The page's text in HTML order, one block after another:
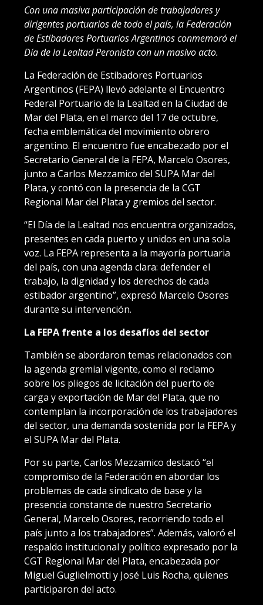
Con una masiva participación de trabajadores y
dirigentes portuarios de todo el país, la Federación
de Estibadores Portuarios Argentinos conmemoró el
Día de la Lealtad Peronista con un masivo acto.
La Federación de Estibadores Portuarios
Argentinos (FEPA) llevó adelante el Encuentro
Federal Portuario de la Lealtad en la Ciudad de
Mar del Plata, en el marco del 17 de octubre,
fecha emblemática del movimiento obrero
argentino. El encuentro fue encabezado por el
Secretario General de la FEPA, Marcelo Osores,
junto a Carlos Mezzamico del SUPA Mar del
Plata, y contó con la presencia de la CGT
Regional Mar del Plata y gremios del sector.
“El Día de la Lealtad nos encuentra organizados,
presentes en cada puerto y unidos en una sola
voz. La FEPA representa a la mayoría portuaria
del país, con una agenda clara: defender el
trabajo, la dignidad y los derechos de cada
estibador argentino”, expresó Marcelo Osores
durante su intervención.
La FEPA frente a los desafíos del sector
También se abordaron temas relacionados con
la agenda gremial vigente, como el reclamo
sobre los pliegos de licitación del puerto de
carga y exportación de Mar del Plata, que no
contemplan la incorporación de los trabajadores
del sector, una demanda sostenida por la FEPA y
el SUPA Mar del Plata.
Por su parte, Carlos Mezzamico destacó “el
compromiso de la Federación en abordar los
problemas de cada sindicato de base y la
presencia constante de nuestro Secretario
General, Marcelo Osores, recorriendo todo el
país junto a los trabajadores”. Además, valoró el
respaldo institucional y político expresado por la
CGT Regional Mar del Plata, encabezada por
Miguel Guglielmotti y José Luis Rocha, quienes
participaron del acto.